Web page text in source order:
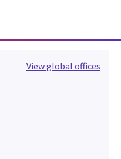
View global offices